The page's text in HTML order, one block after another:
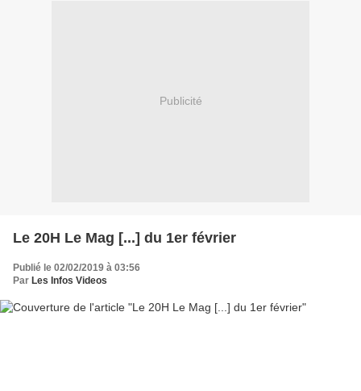
Publicité
Le 20H Le Mag [...] du 1er février
Publié le 02/02/2019 à 03:56
Par Les Infos Videos